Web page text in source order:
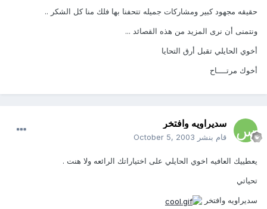
حقيقه مجهود كبير ومشاركات جميله تتحفنا بها فلك منا كل الشكر ..
ونتمنى أن نرى المزيد من هذه القصائد ...
أخوي الحايلي تقبل أرق التحايا
أخوك مرتــــاح
سديراويه وافتخر
قام بنشر October 5, 2003
يعطييك العافيه اخوي الحايلي على اختياراتك الرائعه ولا هنت .
تحياتي
سديراويه وافتخر